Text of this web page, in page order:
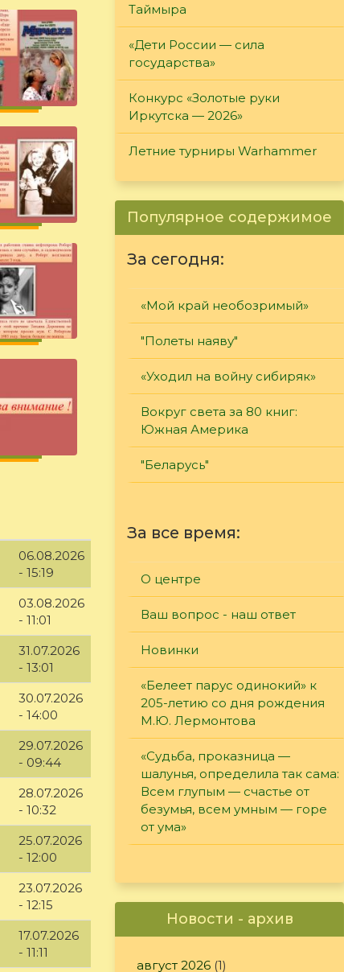
06.08.2026
- 15:19
03.08.2026
- 11:01
31.07.2026
- 13:01
30.07.2026
- 14:00
29.07.2026
- 09:44
28.07.2026
- 10:32
25.07.2026
- 12:00
23.07.2026
- 12:15
17.07.2026
- 11:11
Таймыра
«Дети России — сила
государства»
Конкурс «Золотые руки
Иркутска — 2026»
Летние турниры Warhammer
Популярное содержимое
За сегодня:
«Мой край необозримый»
"Полеты наяву"
«Уходил на войну сибиряк»
Вокруг света за 80 книг:
Южная Америка
"Беларусь"
За все время:
О центре
Ваш вопрос - наш ответ
Новинки
«Белеет парус одинокий» к
205-летию со дня рождения
М.Ю. Лермонтова
«Судьба, проказница —
шалунья, определила так сама:
Всем глупым — счастье от
безумья, всем умным — горе
от ума»
Новости - архив
август 2026 (1)